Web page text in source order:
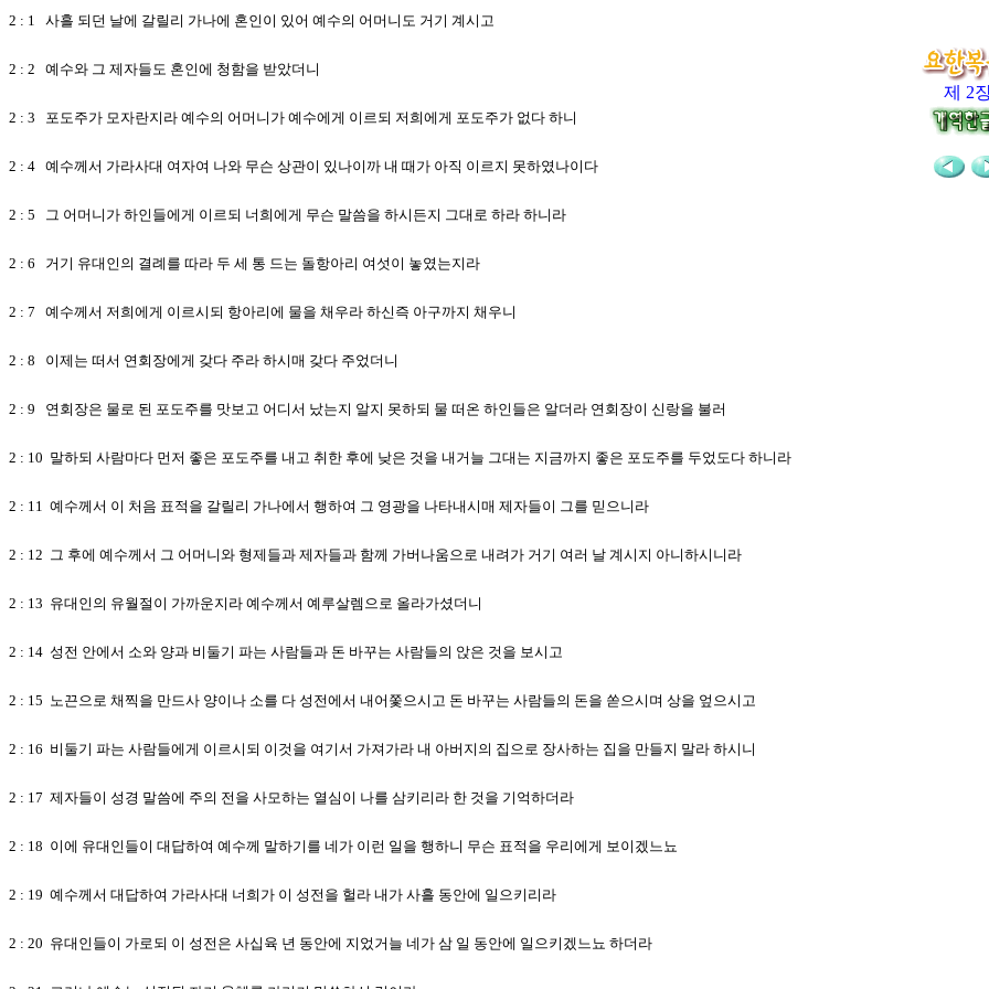
제 2
2 : 1 사흘 되던 날에 갈릴리 가나에 혼인이 있어 예수의 어머니도 거기 계시고
2 : 2 예수와 그 제자들도 혼인에 청함을 받았더니
2 : 3 포도주가 모자란지라 예수의 어머니가 예수에게 이르되 저희에게 포도주가 없다 하니
2 : 4 예수께서 가라사대 여자여 나와 무슨 상관이 있나이까 내 때가 아직 이르지 못하였나이다
2 : 5 그 어머니가 하인들에게 이르되 너희에게 무슨 말씀을 하시든지 그대로 하라 하니라
2 : 6 거기 유대인의 결례를 따라 두 세 통 드는 돌항아리 여섯이 놓였는지라
2 : 7 예수께서 저희에게 이르시되 항아리에 물을 채우라 하신즉 아구까지 채우니
2 : 8 이제는 떠서 연회장에게 갖다 주라 하시매 갖다 주었더니
2 : 9 연회장은 물로 된 포도주를 맛보고 어디서 났는지 알지 못하되 물 떠온 하인들은 알더라 연회장이 신랑을 불러
2 : 10 말하되 사람마다 먼저 좋은 포도주를 내고 취한 후에 낮은 것을 내거늘 그대는 지금까지 좋은 포도주를 두었도다 하니라
2 : 11 예수께서 이 처음 표적을 갈릴리 가나에서 행하여 그 영광을 나타내시매 제자들이 그를 믿으니라
2 : 12 그 후에 예수께서 그 어머니와 형제들과 제자들과 함께 가버나움으로 내려가 거기 여러 날 계시지 아니하시니라
2 : 13 유대인의 유월절이 가까운지라 예수께서 예루살렘으로 올라가셨더니
2 : 14 성전 안에서 소와 양과 비둘기 파는 사람들과 돈 바꾸는 사람들의 앉은 것을 보시고
2 : 15 노끈으로 채찍을 만드사 양이나 소를 다 성전에서 내어쫓으시고 돈 바꾸는 사람들의 돈을 쏟으시며 상을 엎으시고
2 : 16 비둘기 파는 사람들에게 이르시되 이것을 여기서 가져가라 내 아버지의 집으로 장사하는 집을 만들지 말라 하시니
2 : 17 제자들이 성경 말씀에 주의 전을 사모하는 열심이 나를 삼키리라 한 것을 기억하더라
2 : 18 이에 유대인들이 대답하여 예수께 말하기를 네가 이런 일을 행하니 무슨 표적을 우리에게 보이겠느뇨
2 : 19 예수께서 대답하여 가라사대 너희가 이 성전을 헐라 내가 사흘 동안에 일으키리라
2 : 20 유대인들이 가로되 이 성전은 사십육 년 동안에 지었거늘 네가 삼 일 동안에 일으키겠느뇨 하더라